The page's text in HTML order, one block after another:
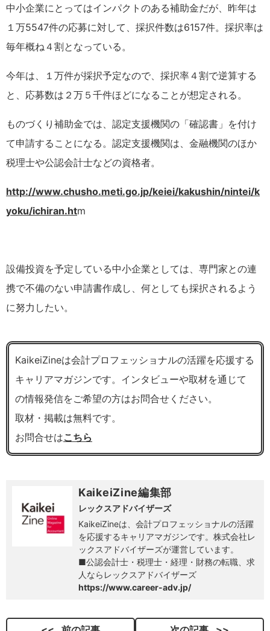
中小企業にとってはインパクトのある補助金だが、昨年は
１万5547件の応募に対して、採択件数は6157件。採択率は
毎年概ね４割となっている。
今年は、１万件が採択予定なので、採択率４割で逆算する
と、応募数は２万５千件ほどになることが想定される。
ものづくり補助金では、認定支援機関の「確認書」を付け
て申請することになる。認定支援機関は、金融機関のほか
税理士や公認会計士などの資格者。
http://www.chusho.meti.go.jp/keiei/kakushin/nintei/k
yoku/ichiran.htm
設備投資を予定している中小企業としては、専門家との連
携で不備のない申請書作成し、何としても採択されるよう
に努力したい。
KaikeiZineは会計プロフェッショナルの活躍を応援する
キャリアマガジンです。インタビューや取材を通じて
の情報発信をご希望の方はお問合せください。
取材・掲載は無料です。
お問合せはこちら
KaikeiZine編集部
レックスアドバイザーズ
KaikeiZineは、会計プロフェッショナルの活躍
を応援するキャリアマガジンです。株式会社レ
ックスアドバイザーズが運営しています。
■公認会計士・税理士・経理・財務の転職、求
人ならレックスアドバイザーズ
https://www.career-adv.jp/